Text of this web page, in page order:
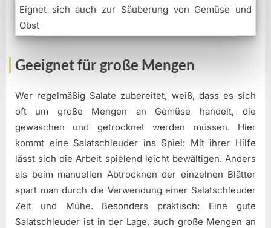
Eignet sich auch zur Säuberung von Gemüse und
Obst
Geeignet für große Mengen
Wer regelmäßig Salate zubereitet, weiß, dass es sich
oft um große Mengen an Gemüse handelt, die
gewaschen und getrocknet werden müssen. Hier
kommt eine Salatschleuder ins Spiel: Mit ihrer Hilfe
lässt sich die Arbeit spielend leicht bewältigen. Anders
als beim manuellen Abtrocknen der einzelnen Blätter
spart man durch die Verwendung einer Salatschleuder
Zeit und Mühe. Besonders praktisch: Eine gute
Salatschleuder ist in der Lage, auch große Mengen an